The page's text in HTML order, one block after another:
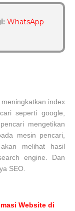
WhatsApp
index
seperti google,
mengetikan
mesin pencari,
melihat hasil
engine. Dan
SEO.
Website di